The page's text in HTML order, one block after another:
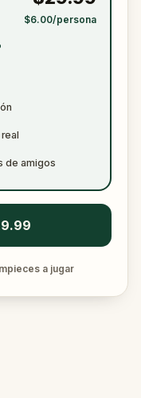
$6.00/persona
de amigos
a jugar